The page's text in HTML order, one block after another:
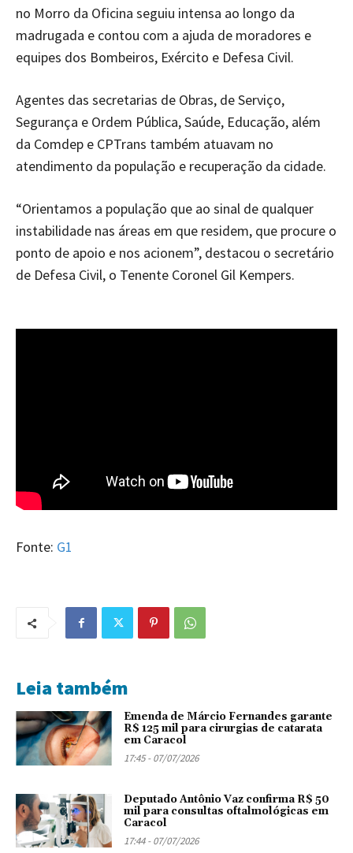
no Morro da Oficina seguiu intensa ao longo da
madrugada e contou com a ajuda de moradores e
equipes dos Bombeiros, Exército e Defesa Civil.
Agentes das secretarias de Obras, de Serviço,
Segurança e Ordem Pública, Saúde, Educação, além
da Comdep e CPTrans também atuavam no
atendimento da população e recuperação da cidade.
“Orientamos a população que ao sinal de qualquer
instabilidade nas áreas em que residem, que procure o
ponto de apoio e nos acionem”, destacou o secretário
de Defesa Civil, o Tenente Coronel Gil Kempers.
Fonte: G1
Leia também
Emenda de Márcio Fernandes garante
R$ 125 mil para cirurgias de catarata
em Caracol
17:45 - 07/07/2026
Deputado Antônio Vaz confirma R$ 50
mil para consultas oftalmológicas em
Caracol
17:44 - 07/07/2026